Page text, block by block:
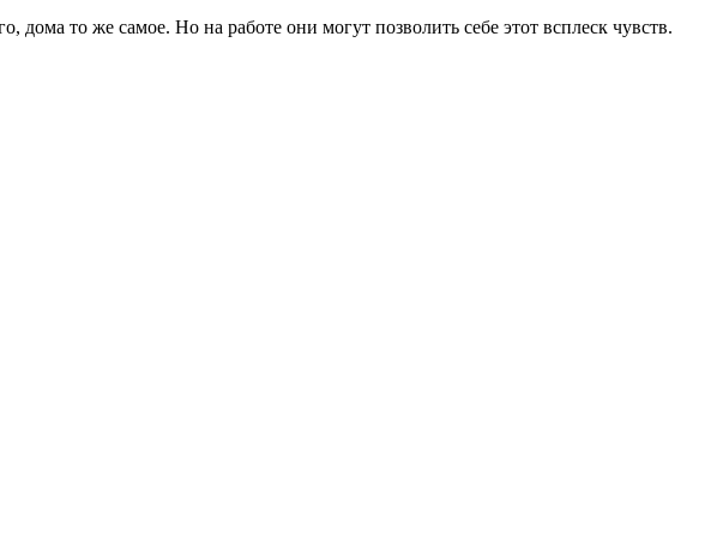
то же самое. Но на работе они могут позволить себе этот всплеск чувств.